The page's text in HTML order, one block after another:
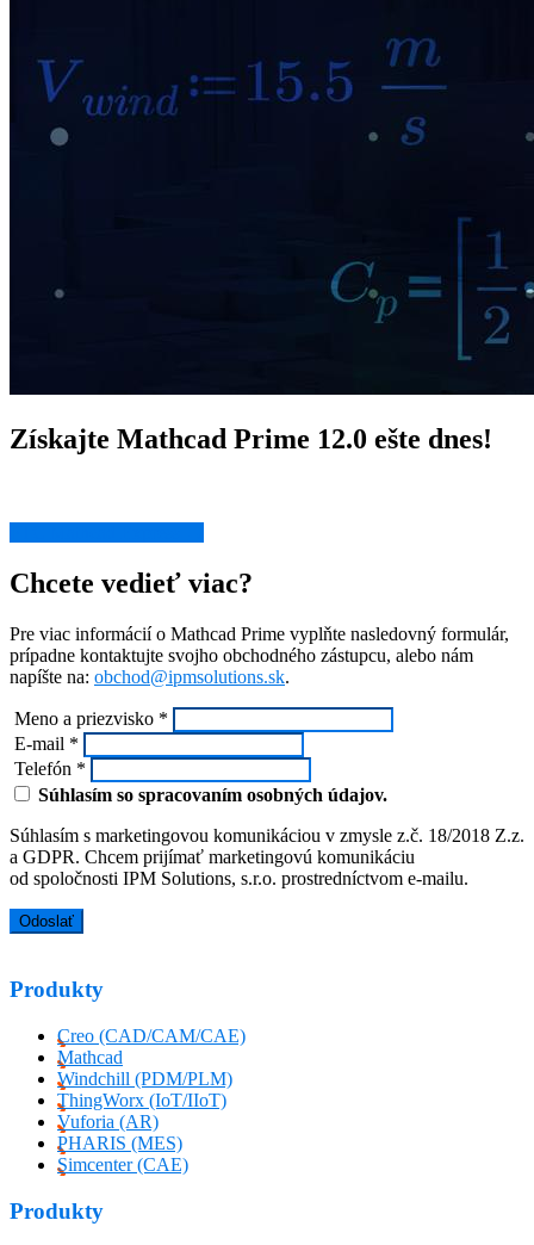
Získajte Mathcad Prime 12.0 ešte dnes!
Chcete vedieť viac?
Pre viac informácií o Mathcad Prime vyplňte nasledovný formulár,
prípadne kontaktujte svojho obchodného zástupcu, alebo nám
napíšte na: obchod@ipmsolutions.sk.
Meno a priezvisko *
E-mail *
Telefón *
Súhlasím so spracovaním osobných údajov.
Súhlasím s marketingovou komunikáciou v zmysle z.č. 18/2018 Z.z.
a GDPR. Chcem prijímať marketingovú komunikáciu
od spoločnosti IPM Solutions, s.r.o. prostredníctvom e-mailu.
Produkty
Creo (CAD/CAM/CAE)
Mathcad
Windchill (PDM/PLM)
ThingWorx (IoT/IIoT)
Vuforia (AR)
PHARIS (MES)
Simcenter (CAE)
Produkty